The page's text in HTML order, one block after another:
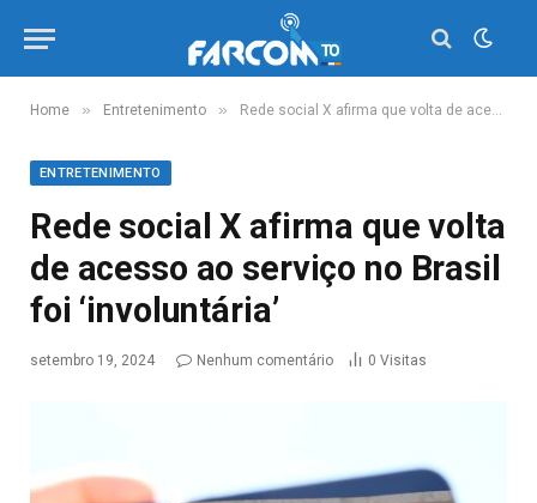
Home » Entretenimento » Rede social X afirma que volta de acesso ao serviço no Brasil foi ‘involuntária’
ENTRETENIMENTO
Rede social X afirma que volta
de acesso ao serviço no Brasil
foi ‘involuntária’
setembro 19, 2024 Nenhum comentário 0 Visitas